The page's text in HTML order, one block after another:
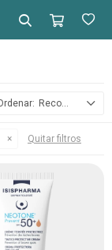
Recomendados
Quitar filtros